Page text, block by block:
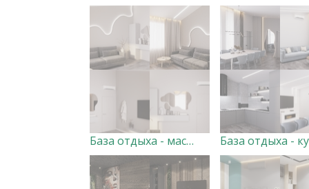
База отдыха - массажная зона